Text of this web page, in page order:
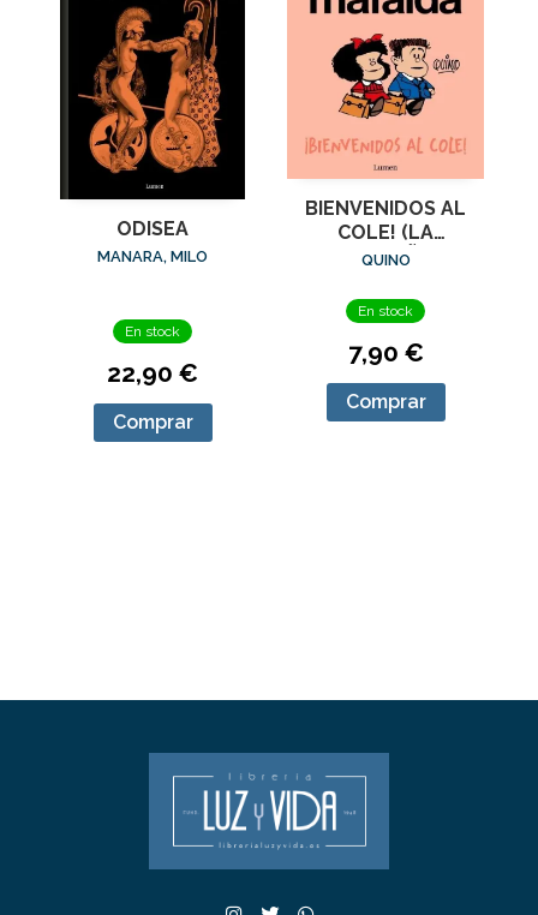
ODISEA
MANARA, MILO
En stock
22,90 €
Comprar
BIENVENIDOS AL
COLE! (LA
PEQUEÑA
MAFALDA)
QUINO
En stock
7,90 €
Comprar